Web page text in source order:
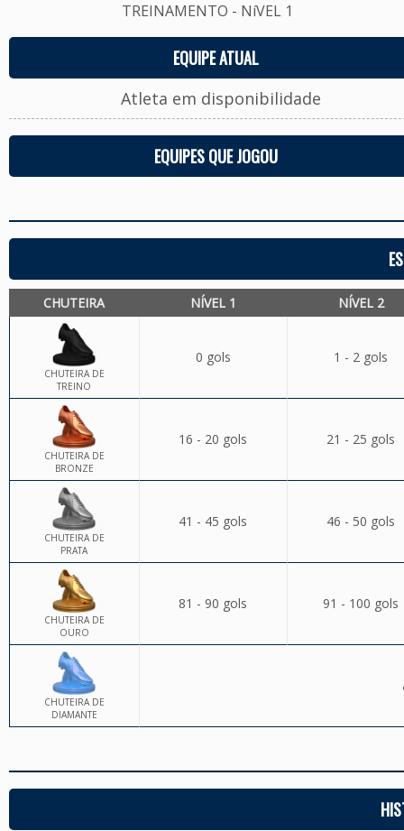
TREINAMENTO - NíVEL 1
EQUIPE ATUAL
Atleta em disponibilidade
EQUIPES QUE JOGOU
CHUTEIRA NÍVEL 1 NÍVEL 2
CHUTEIRA DE
TREINO
0 gols 1 - 2 gols
CHUTEIRA DE
BRONZE
16 - 20 gols 21 - 25 gols
CHUTEIRA DE
PRATA
41 - 45 gols 46 - 50 gols
CHUTEIRA DE
OURO
81 - 90 gols 91 - 100 gols
CHUTEIRA DE
DIAMANTE